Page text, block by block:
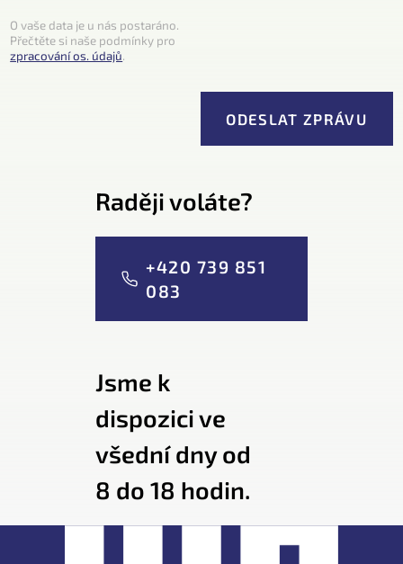
O vaše data je u nás postaráno.
Přečtěte si naše podmínky pro
zpracování os. údajů.
Raději voláte?
+420 739 851
083
Jsme k
dispozici ve
všední dny od
8 do 18 hodin.